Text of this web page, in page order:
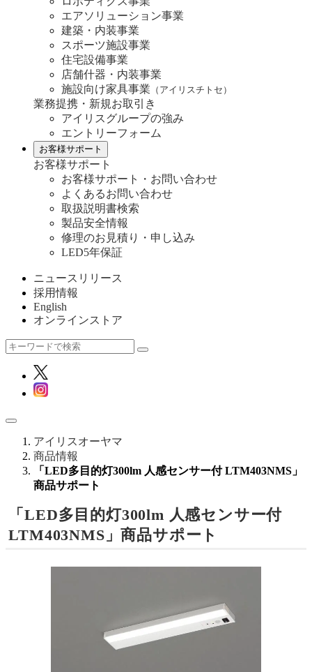
エアソリューション事業
建築・内装事業
スポーツ施設事業
住宅設備事業
店舗什器・内装事業
施設向け家具事業 （アイリスチトセ）
業務提携・新規お取引き
アイリスグループの強み
エントリーフォーム
お客様サポート
お客様サポート
お客様サポート・お問い合わせ
よくあるお問い合わせ
取扱説明書検索
製品安全情報
修理のお見積り・申し込み
LED5年保証
ニュースリリース
採用情報
English
オンラインストア
アイリスオーヤマ
商品情報
「LED多目的灯300lm 人感センサー付 LTM403NMS」
商品サポート
「LED多目的灯300lm 人感センサー付
LTM403NMS」商品サポート